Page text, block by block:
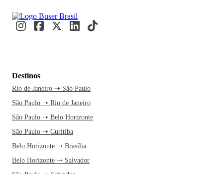
Destinos
Rio de Janeiro ➝ São Paulo
São Paulo ➝ Rio de Janeiro
São Paulo ➝ Belo Horizonte
São Paulo ➝ Curitiba
Belo Horizonte ➝ Brasília
Belo Horizonte ➝ Salvador